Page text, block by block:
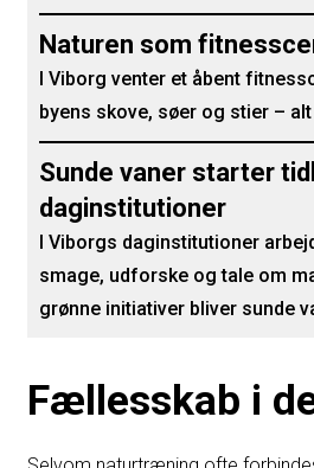
Naturen som
I Viborg venter et åbent
byens skove, søer og stier –
Sunde vaner starter
daginstitutioner
I Viborgs daginstitutioner
smage, udforske og tale om
grønne initiativer bliver sunde
Fællesskab i